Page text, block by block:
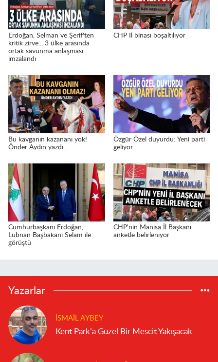
Erdoğan, Selman ve Şerif'ten
kritik zirve... 3 ülke arasında
ortak savunma anlaşması
imzalandı
CHP İl binası boşaltılıyor
Bu kavganın kazananı yok!
Önder Aydın yazdı...
Özgür Özel duyurdu: Yeni parti
geliyor
Cumhurbaşkanı Erdoğan,
Lübnan Başbakanı Selam ile
görüştü
CHP'nin Manisa İl Başkanı
anketle belirleniyor
Yazarlar
İSMAIL AYBEY
Kent Park’a Güzel Bir Mescit Yakışacak